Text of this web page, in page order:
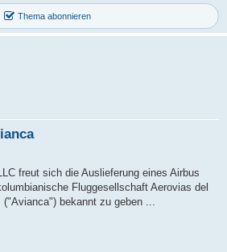
Thema abonnieren
freut sich die Auslieferung eines Airbus
Fluggesellschaft Aerovias del
bekannt zu geben ...